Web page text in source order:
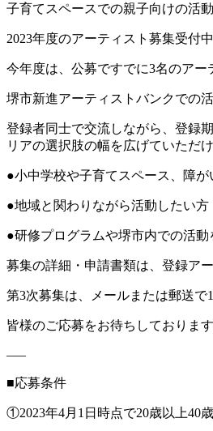
子育てスペースでの親子向けの活
2023年度のアーティスト募集受付中
今年度は、公募ですでに3名のアー
堺市新進アーティストバンクでの
登録者同士で交流しながら、登録
リアの選択肢の幅を広げていただ
●小中学校や子育てスペース、障
●地域と関わりながら活動したい方
●研修プログラムや堺市内での活
募集の詳細・申請書類は、登録ア
第3次募集は、メールまたは郵送で
皆様のご応募をお待ちしております
—–
■応募条件
①2023年4月1日時点で20歳以上40